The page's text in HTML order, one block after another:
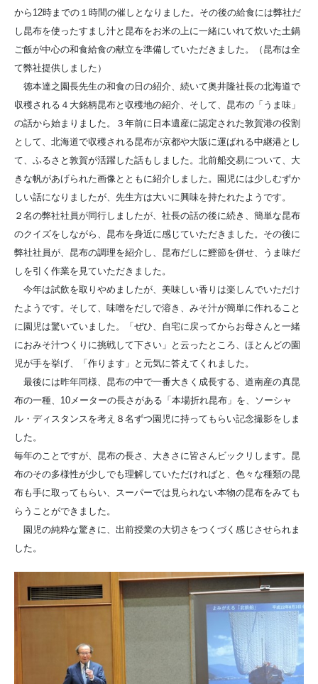
から12時までの１時間の催しとなりました。その後の給食には弊社だ
し昆布を使ったすまし汁と昆布をお米の上に一緒にいれて炊いた土鍋
ご飯が中心の和食給食の献立を準備していただきました。（昆布は全
て弊社提供しました）
徳本達之園長先生の和食の日の紹介、続いて奥井隆社長の北海道で
収穫される４大銘柄昆布と収穫地の紹介、そして、昆布の「うま味」
の話から始まりました。３年前に日本遺産に認定された敦賀港の役割
として、北海道で収穫される昆布が京都や大阪に運ばれる中継港とし
て、ふるさと敦賀が活躍した話もしました。北前船交易について、大
きな帆があげられた画像とともに紹介しました。園児には少しむずか
しい話になりましたが、先生方は大いに興味を持たれたようです。
２名の弊社社員が同行しましたが、社長の話の後に続き、簡単な昆布
のクイズをしながら、昆布を身近に感じていただきました。その後に
弊社社員が、昆布の調理を紹介し、昆布だしに鰹節を併せ、うま味だ
しを引く作業を見ていただきました。
今年は試飲を取りやめましたが、美味しい香りは楽しんでいただけ
たようです。そして、味噌をだしで溶き、みそ汁が簡単に作れること
に園児は驚いていました。「ぜひ、自宅に戻ってからお母さんと一緒
におみそ汁つくりに挑戦して下さい」と云ったところ、ほとんどの園
児が手を挙げ、「作ります」と元気に答えてくれました。
最後には昨年同様、昆布の中で一番大きく成長する、道南産の真昆
布の一種、10メーターの長さがある「本場折れ昆布」を、ソーシャ
ル・ディスタンスを考え８名ずつ園児に持ってもらい記念撮影をしま
した。
毎年のことですが、昆布の長さ、大きさに皆さんビックリします。昆
布のその多様性が少しでも理解していただければと、色々な種類の昆
布も手に取ってもらい、スーパーでは見られない本物の昆布をみても
らうことができました。
園児の純粋な驚きに、出前授業の大切さをつくづく感じさせられま
した。